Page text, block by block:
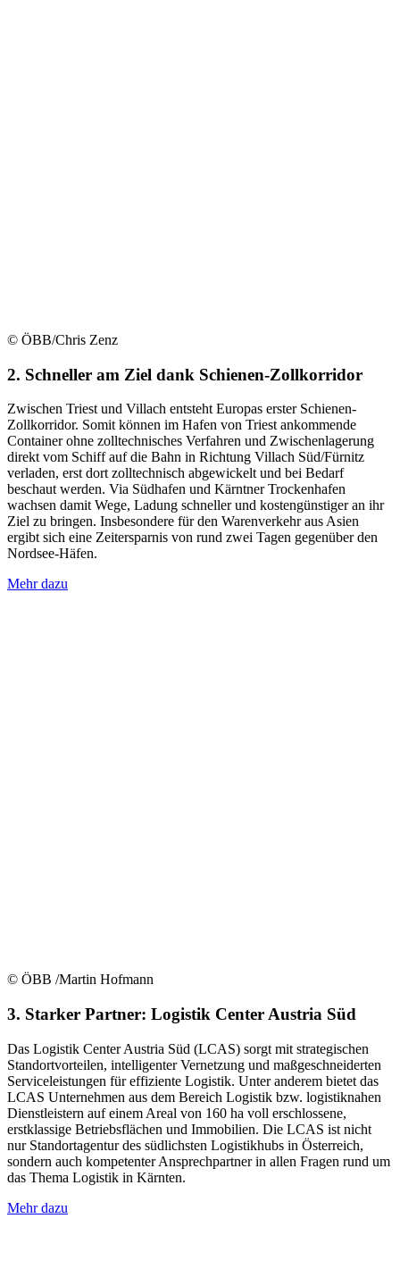
© ÖBB/Chris Zenz
2. Schneller am Ziel dank Schienen-Zollkorridor
Zwischen Triest und Villach entsteht Europas erster Schienen-
Zollkorridor. Somit können im Hafen von Triest ankommende
Container ohne zolltechnisches Verfahren und Zwischenlagerung
direkt vom Schiff auf die Bahn in Richtung Villach Süd/Fürnitz
verladen, erst dort zolltechnisch abgewickelt und bei Bedarf
beschaut werden. Via Südhafen und Kärntner Trockenhafen
wachsen damit Wege, Ladung schneller und kostengünstiger an ihr
Ziel zu bringen. Insbesondere für den Warenverkehr aus Asien
ergibt sich eine Zeitersparnis von rund zwei Tagen gegenüber den
Nordsee-Häfen.
Mehr dazu
© ÖBB /Martin Hofmann
3. Starker Partner: Logistik Center Austria Süd
Das Logistik Center Austria Süd (LCAS) sorgt mit strategischen
Standortvorteilen, intelligenter Vernetzung und maßgeschneiderten
Serviceleistungen für effiziente Logistik. Unter anderem bietet das
LCAS Unternehmen aus dem Bereich Logistik bzw. logistiknahen
Dienstleistern auf einem Areal von 160 ha voll erschlossene,
erstklassige Betriebsflächen und Immobilien. Die LCAS ist nicht
nur Standortagentur des südlichsten Logistikhubs in Österreich,
sondern auch kompetenter Ansprechpartner in allen Fragen rund um
das Thema Logistik in Kärnten.
Mehr dazu